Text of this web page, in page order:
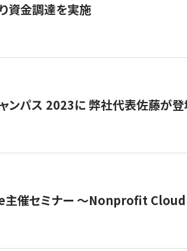
資金調達を実施
ンパス 2023に 弊社代表佐藤が
主催セミナー 〜Nonprofit